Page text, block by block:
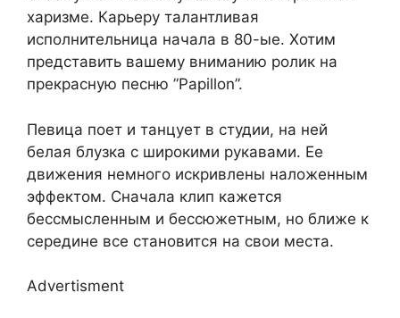
харизме. Карьеру талантливая
исполнительница начала в 80-ые. Хотим
представить вашему вниманию ролик на
прекрасную песню ”Papillon”.
Певица поет и танцует в студии, на ней
белая блузка с широкими рукавами. Ее
движения немного искривлены наложенным
эффектом. Сначала клип кажется
бессмысленным и бессюжетным, но ближе к
середине все становится на свои места.
Advertisment